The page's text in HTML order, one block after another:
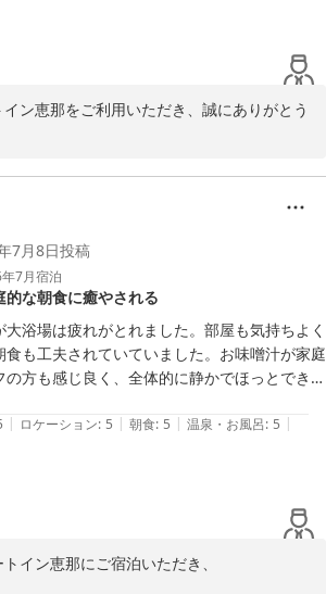
ン恵那をご利用いただき、誠にありがとう
。日頃の疲れを癒やしていただけたのであ
過ごしいただけるよう、サービスの向上に
一同、心よりお待ちしております。
7月8日投稿
7月宿泊
な朝食に癒やされる
浴場は疲れがとれました。部屋も気持ちよく
も工夫されていていました。お味噌汁が家庭
方も感じ良く、全体的に静かでほっとできま
| ロケーション: 5 | 朝食: 5 | 温泉・お風呂: 5 |
イン恵那にご宿泊いただき、
す。